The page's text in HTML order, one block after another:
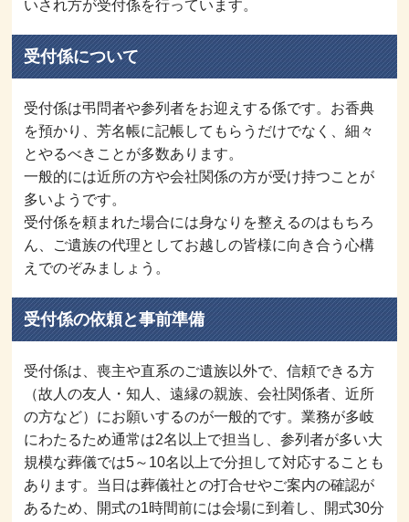
いされ方が受付係を行っています。
受付係について
受付係は弔問者や参列者をお迎えする係です。お香典
を預かり、芳名帳に記帳してもらうだけでなく、細々
とやるべきことが多数あります。
一般的には近所の方や会社関係の方が受け持つことが
多いようです。
受付係を頼まれた場合には身なりを整えるのはもちろ
ん、ご遺族の代理としてお越しの皆様に向き合う心構
えでのぞみましょう。
受付係の依頼と事前準備
受付係は、喪主や直系のご遺族以外で、信頼できる方
（故人の友人・知人、遠縁の親族、会社関係者、近所
の方など）にお願いするのが一般的です。業務が多岐
にわたるため通常は2名以上で担当し、参列者が多い大
規模な葬儀では5～10名以上で分担して対応することも
あります。当日は葬儀社との打合せやご案内の確認が
あるため、開式の1時間前には会場に到着し、開式30分